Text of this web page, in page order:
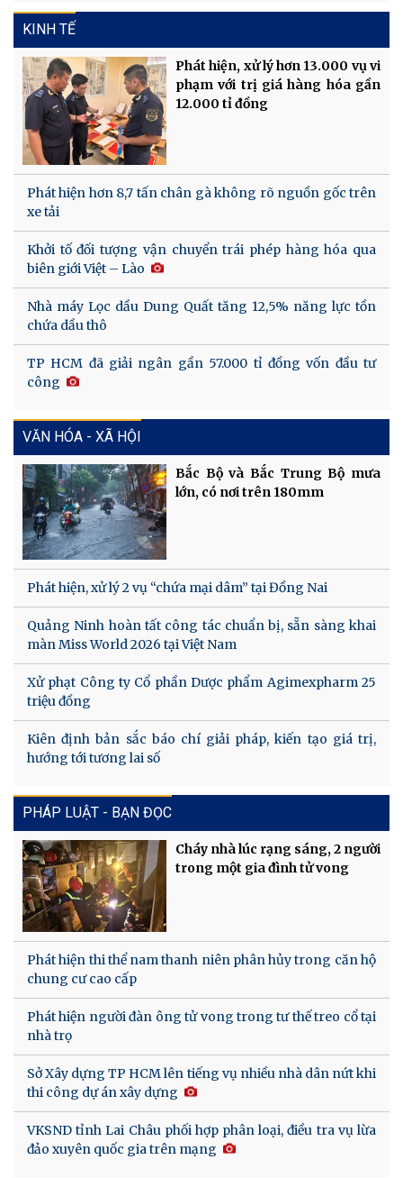
KINH TẾ
Phát hiện, xử lý hơn 13.000 vụ vi
phạm với trị giá hàng hóa gần
12.000 tỉ đồng
Phát hiện hơn 8,7 tấn chân gà không rõ nguồn gốc trên
xe tải
Khởi tố đối tượng vận chuyển trái phép hàng hóa qua
biên giới Việt – Lào
Nhà máy Lọc dầu Dung Quất tăng 12,5% năng lực tồn
chứa dầu thô
TP HCM đã giải ngân gần 57.000 tỉ đồng vốn đầu tư
công
VĂN HÓA - XÃ HỘI
Bắc Bộ và Bắc Trung Bộ mưa
lớn, có nơi trên 180mm
Phát hiện, xử lý 2 vụ “chứa mại dâm” tại Đồng Nai
Quảng Ninh hoàn tất công tác chuẩn bị, sẵn sàng khai
màn Miss World 2026 tại Việt Nam
Xử phạt Công ty Cổ phần Dược phẩm Agimexpharm 25
triệu đồng
Kiên định bản sắc báo chí giải pháp, kiến tạo giá trị,
hướng tới tương lai số
PHÁP LUẬT - BẠN ĐỌC
Cháy nhà lúc rạng sáng, 2 người
trong một gia đình tử vong
Phát hiện thi thể nam thanh niên phân hủy trong căn hộ
chung cư cao cấp
Phát hiện người đàn ông tử vong trong tư thế treo cổ tại
nhà trọ
Sở Xây dựng TP HCM lên tiếng vụ nhiều nhà dân nứt khi
thi công dự án xây dựng
VKSND tỉnh Lai Châu phối hợp phân loại, điều tra vụ lừa
đảo xuyên quốc gia trên mạng